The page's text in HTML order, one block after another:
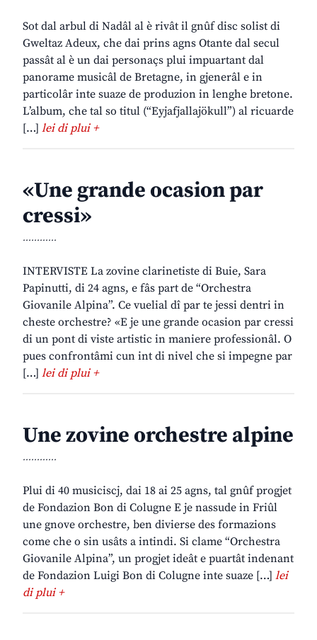
Sot dal arbul di Nadâl al è rivât il gnûf disc solist di
Gweltaz Adeux, che dai prins agns Otante dal secul
passât al è un dai personaçs plui impuartant dal
panorame musicâl de Bretagne, in gjenerâl e in
particolâr inte suaze de produzion in lenghe bretone.
L’album, che tal so titul (“Eyjafjallajökull”) al ricuarde
[…] lei di plui +
«Une grande ocasion par
cressi»
............
INTERVISTE La zovine clarinetiste di Buie, Sara
Papinutti, di 24 agns, e fâs part de “Orchestra
Giovanile Alpina”. Ce vuelial dî par te jessi dentri in
cheste orchestre? «E je une grande ocasion par cressi
di un pont di viste artistic in maniere professionâl. O
pues confrontâmi cun int di nivel che si impegne par
[…] lei di plui +
Une zovine orchestre alpine
............
Plui di 40 musiciscj, dai 18 ai 25 agns, tal gnûf progjet
de Fondazion Bon di Colugne E je nassude in Friûl
une gnove orchestre, ben divierse des formazions
come che o sin usâts a intindi. Si clame “Orchestra
Giovanile Alpina”, un progjet ideât e puartât indenant
de Fondazion Luigi Bon di Colugne inte suaze […] lei
di plui +